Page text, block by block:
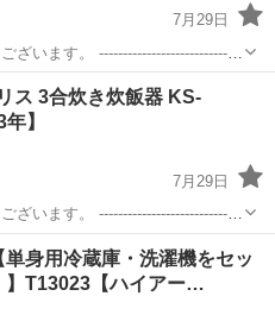
7月29日
【商品詳細】 商品名：パロマ LPガ...
キッチン家電 LPガス
ス 3合炊き炊飯器 KS-
】
7月29日
【商品詳細】 商品名：アイリス 3合...
キッチン家電 アイリス
身用冷蔵庫・洗濯機をセッ
】T13023【ハイアー…